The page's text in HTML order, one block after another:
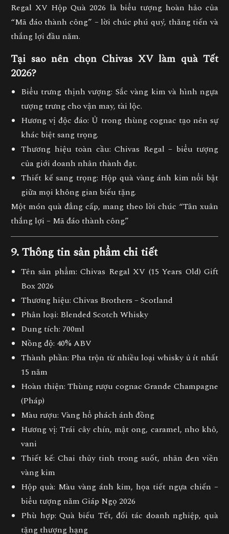
Regal XV Hộp Quà 2026 là biểu tượng hoàn hảo của
“Mã đáo thành công” – lời chúc phú quý, thăng tiến và
thắng lợi đầu năm.
Tại sao nên chọn Chivas XV làm quà Tết
2026?
Biểu trưng thịnh vượng: Sắc vàng kim và hình ngựa
tượng trưng cho vận may, tài lộc.
Hương vị độc đáo: Ủ trong thùng cognac tạo nên sự
khác biệt sang trọng.
Thương hiệu toàn cầu: Chivas Regal – biểu tượng
của giới doanh nhân thành đạt.
Thiết kế sang trọng: Hộp quà vàng ánh kim nổi bật
giữa mọi không gian biếu tặng.
Một món quà đẳng cấp, mang theo lời chúc “Tân xuân
thắng lợi – Mã đáo thành công.”
9. Thông tin sản phẩm chi tiết
Tên sản phẩm: Chivas Regal XV (15 Years Old) Gift
Box 2026
Thương hiệu: Chivas Brothers – Scotland
Phân loại: Blended Scotch Whisky
Dung tích: 700ml
Nồng độ: 40% ABV
Thành phần: Pha trộn từ nhiều loại whisky ủ ít nhất
15 năm
Hoàn thiện: Thùng rượu cognac Grande Champagne
(Pháp)
Màu rượu: Vàng hổ phách ánh đồng
Hương vị: Trái cây chín, mật ong, caramel, nho khô,
vani
Thiết kế: Chai thủy tinh trong suốt, nhãn đen viền
vàng kim
Hộp quà: Màu vàng ánh kim, họa tiết ngựa chiến –
biểu tượng năm Giáp Ngọ 2026
Phù hợp: Quà biếu Tết, đối tác doanh nghiệp, quà
tặng thượng hạng